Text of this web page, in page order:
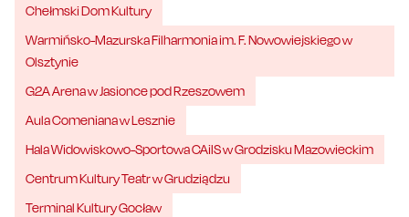
Chełmski Dom Kultury
Warmińsko-Mazurska Filharmonia im. F. Nowowiejskiego w
Olsztynie
G2A Arena w Jasionce pod Rzeszowem
Aula Comeniana w Lesznie
Hala Widowiskowo-Sportowa CAiIS w Grodzisku Mazowieckim
Centrum Kultury Teatr w Grudziądzu
Terminal Kultury Gocław